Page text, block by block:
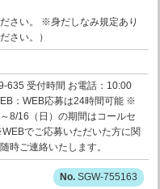
さい。 ※身だしなみ規定あり
さい。）
635 受付時間 お電話：10:00
：WEB応募は24時間可能 ※
8/16（日）の期間はコールセ
でご応募いただいた方に関
時ご連絡いたします。
SGW-755163